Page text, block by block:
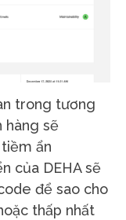
trong tương
hàng sẽ
ẩn
của DEHA sẽ
để sao cho
thấp nhất